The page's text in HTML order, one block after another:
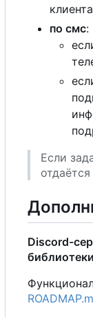
по смс:
Если
Discord-